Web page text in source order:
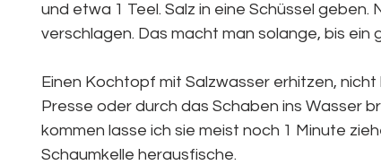
und etwa 1 Teel. Salz in eine Schüssel
verschlagen. Das macht man solange, bis
Einen Kochtopf mit Salzwasser erhitzen,
Presse oder durch das Schaben ins Wasser
kommen lasse ich sie meist noch 1 Minute
Schaumkelle herausfische.